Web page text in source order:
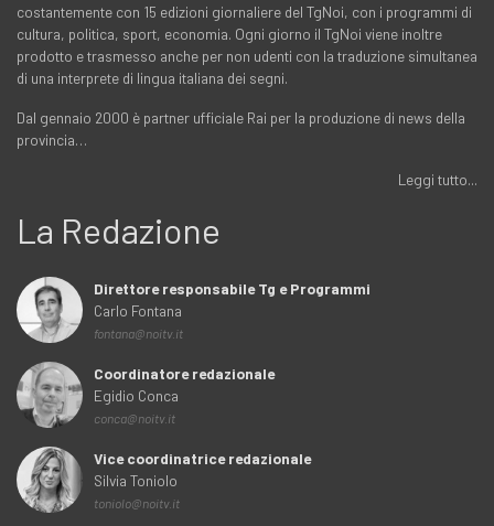
costantemente con 15 edizioni giornaliere del TgNoi, con i programmi di
cultura, politica, sport, economia. Ogni giorno il TgNoi viene inoltre
prodotto e trasmesso anche per non udenti con la traduzione simultanea
di una interprete di lingua italiana dei segni.
Dal gennaio 2000 è partner ufficiale Rai per la produzione di news della
provincia…
Leggi tutto...
La Redazione
Direttore responsabile Tg e Programmi
Carlo Fontana
fontana@noitv.it
Coordinatore redazionale
Egidio Conca
conca@noitv.it
Vice coordinatrice redazionale
Silvia Toniolo
toniolo@noitv.it